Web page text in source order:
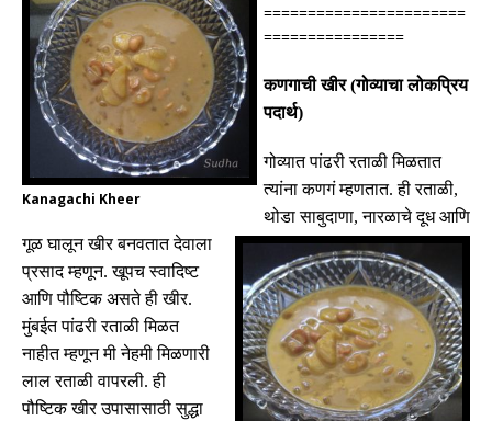
Kanagachi Kheer
=======================
================
कणगाची खीर(गोव्याचा लोकप्रिय
पदार्थ)
गोव्यात पांढरी रताळी मिळतात
त्यांना कणगं म्हणतात.ही रताळी,
थोडा साबुदाणा,नारळाचे दूध आणि
गूळ घालून खीर बनवतात देवाला
प्रसाद म्हणून.खूपच स्वादिष्ट
आणि पौष्टिक असते ही खीर.
मुंबईत पांढरी रताळी मिळत
नाहीत म्हणून मी नेहमी मिळणारी
लाल रताळी वापरली.ही
पौष्टिक खीर उपासासाठी सुद्धा